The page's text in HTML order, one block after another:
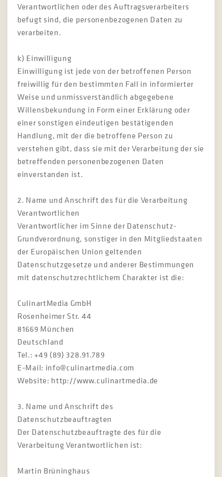
Verantwortlichen oder des Auftragsverarbeiters
befugt sind, die personenbezogenen Daten zu
verarbeiten.
k) Einwilligung
Einwilligung ist jede von der betroffenen Person
freiwillig für den bestimmten Fall in informierter
Weise und unmissverständlich abgegebene
Willensbekundung in Form einer Erklärung oder
einer sonstigen eindeutigen bestätigenden
Handlung, mit der die betroffene Person zu
verstehen gibt, dass sie mit der Verarbeitung der sie
betreffenden personenbezogenen Daten
einverstanden ist.
2. Name und Anschrift des für die Verarbeitung
Verantwortlichen
Verantwortlicher im Sinne der Datenschutz-
Grundverordnung, sonstiger in den Mitgliedstaaten
der Europäischen Union geltenden
Datenschutzgesetze und anderer Bestimmungen
mit datenschutzrechtlichem Charakter ist die:
CulinartMedia GmbH
Rosenheimer Str. 44
81669 München
Deutschland
Tel.: +49 (89) 328.91.789
E-Mail: info@culinartmedia.com
Website: http://www.culinartmedia.de
3. Name und Anschrift des
Datenschutzbeauftragten
Der Datenschutzbeauftragte des für die
Verarbeitung Verantwortlichen ist:
Martin Brüninghaus